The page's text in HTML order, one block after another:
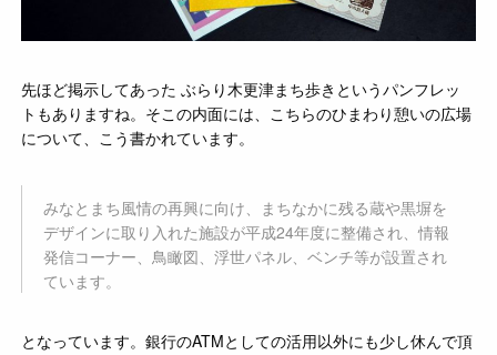
先ほど掲示してあった ぶらり木更津まち歩きというパンフレッ
トもありますね。そこの内面には、こちらのひまわり憩いの広場
について、こう書かれています。
みなとまち風情の再興に向け、まちなかに残る蔵や黒塀を
デザインに取り入れた施設が平成24年度に整備され、情報
発信コーナー、鳥瞰図、浮世パネル、ベンチ等が設置され
ています。
となっています。銀行のATMとしての活用以外にも少し休んで頂